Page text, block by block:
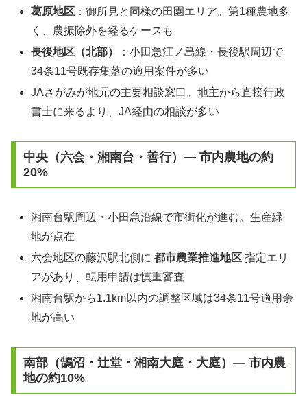
葛原地区 ：御所見と同様の田園エリア。第1種農地多
く、農振除外を経るケースも
長後地区（北部）
：小田急江ノ島線・長後駅周辺で
34条11号既存集落の適用案件が多い
JAさがみが地元の主要相談窓口。地主から直接行政
書士に来るより、JA経由の相談が多い
中央（六会・湘南台・善行）— 市内農地の約
20%
湘南台駅周辺・小田急沿線で市街化が進む。生産緑
地が点在
六会地区の藤沢駅北側に都市農業推進地区 指定エリ
アがあり、転用申請は慎重審査
湘南台駅から1.1km以内の調整区域は34条11号適用余
地が高い
南部（鵠沼・辻堂・湘南大庭・大庭）— 市内農
地の約10%